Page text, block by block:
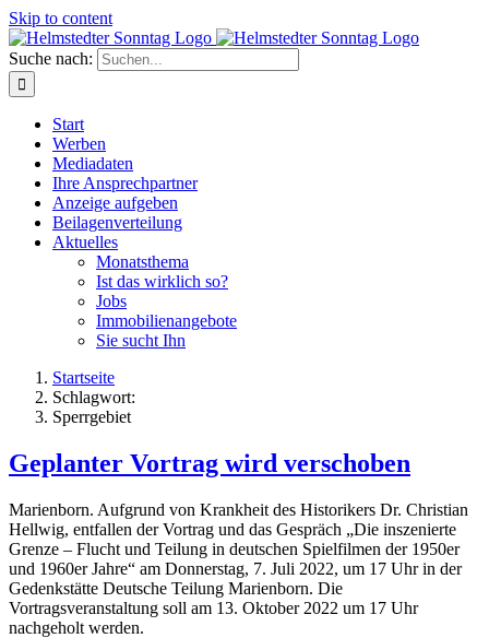
Skip to content
Suche nach:
Start
Werben
Mediadaten
Ihre Ansprechpartner
Anzeige aufgeben
Beilagenverteilung
Aktuelles
Monatsthema
Ist das wirklich so?
Jobs
Immobilienangebote
Sie sucht Ihn
Startseite
Schlagwort:
Sperrgebiet
Geplanter Vortrag wird verschoben
Marienborn. Aufgrund von Krankheit des Historikers Dr. Christian
Hellwig, entfallen der Vortrag und das Gespräch „Die inszenierte
Grenze – Flucht und Teilung in deutschen Spielfilmen der 1950er
und 1960er Jahre“ am Donnerstag, 7. Juli 2022, um 17 Uhr in der
Gedenkstätte Deutsche Teilung Marienborn. Die
Vortragsveranstaltung soll am 13. Oktober 2022 um 17 Uhr
nachgeholt werden.